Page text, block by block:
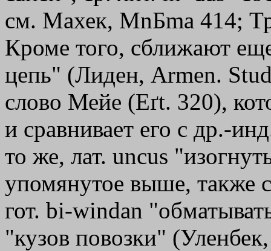
см. Махек, MnБma 414;
Кроме того, сближают
цепь" (Лиден, Armen.
слово Мейе (Eґt. 320),
и сравнивает его с др.-
то же, лат. uncus
упомянутое выше, также
гот. bi-windan
"кузов повозки"